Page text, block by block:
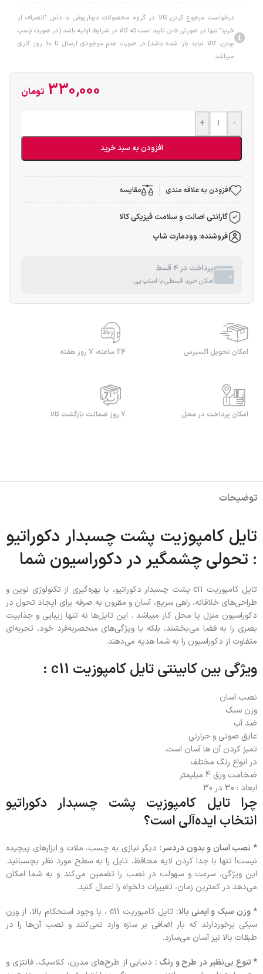
درخواست مرجوع کردن کالا در گروه محصولات دبوارپوش با دلیل "انصراف از
خرید" تنها در صورتی قابل تایید است که کالا در شرایط اولیه باشد (در صورت پلمپ
بودن، کالا نباید باز شده باشد).در صورت عدم موجودی ارسال تا 10 روز کاری
میباشد
330,000 تومان
-
+
افزودن به سبد خرید
افزودن به علاقه مندی مقایسه
گارانتی اصالت و سلامت فیزیکی کالا
فروشنده: وودمارت شاپ
پرداخت در 4 قسط
امکان خرید قسطی با اسنپ پی
امکان تحویل اکسپرس 24 ساعته، 7 روز هفته
امکان پرداخت در محل 7 روز ضمانت بازگشت کالا
توضیحات
تایل کامپوزیت پشت چسبدار دکوراتیو
: تحولی چشمگیر در دکوراسیون شما
تایل کامپوزیت c11 پشت چسبدار دکوراتیو، با بهره‌گیری از تکنولوژی نوین و
طراحی‌های خلاقانه، راهی سریع، آسان و مقرون به صرفه برای ایجاد تحول در
دکوراسیون منزل یا محل کار میباشد . این تایل‌ها نه تنها زیبایی و جذابیت
بصری را به فضا می‌بخشند، بلکه با ویژگی‌های منحصربه‌فرد خود، تجربه‌ای
متفاوت از دکوراسیون را به شما هدیه می‌دهند.
ویژگی بین کابینتی تایل کامپوزیت c11 :
نصب آسان
وزن سبک
ضد آب
عایق صوتی و حرارتی
تمیز کردن آن ها آسان است.
در انواع رنگ مختلف
ضخامت ورق 4 میلیمتر
ابعاد : 30 در 30
چرا تایل کامپوزیت پشت چسبدار دکوراتیو
انتخاب ایده‌آلی است؟
* نصب آسان و بدون دردسر: دیگر نیازی به چسب، ملات و ابزارهای پیچیده
نیست! تنها با جدا کردن لایه محافظ، تایل را به سطح مورد نظر بچسبانید.
این ویژگی، سرعت و سهولت در نصب را تضمین می‌کند و به شما امکان
می‌دهد در کمترین زمان، تغییرات دلخواه را اعمال کنید.
* وزن سبک و ایمنی بالا:
تایل کامپوزیت c11 ، با وجود استحکام بالا، از وزن
سبکی برخوردارند که بار اضافی بر سازه وارد نمی‌کنند و نصب آن‌ها را در
طبقات بالا نیز آسان می‌سازد.
* تنوع بی‌نظیر در طرح و رنگ : دنیایی از طرح‌های مدرن، کلاسیک، فانتزی و